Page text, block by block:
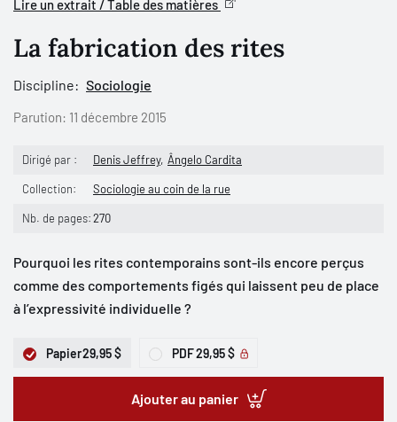
Lire un extrait / Table des matières
La fabrication des rites
Discipline: Sociologie
Parution: 11 décembre 2015
Dirigé par : Denis Jeffrey Ângelo Cardita
Collection: Sociologie au coin de la rue
Nb. de pages:270
Pourquoi les rites contemporains sont-ils encore perçus
comme des comportements figés qui laissent peu de place
à l’expressivité individuelle ?
Papier29,95 $ PDF29,95 $
Ajouter au panier